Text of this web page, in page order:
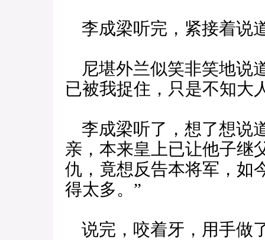
李成梁听完，紧接着说
尼堪外兰似笑非笑地说
已被我捉住，只是不知大
李成梁听了，想了想说
亲，本来皇上已让他子继
仇，竟想反告本将军，如
得太多。”
说完，咬着牙，用手做